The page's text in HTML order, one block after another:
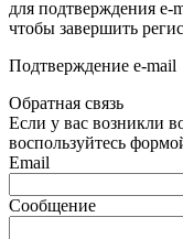
для подтверждения e-
чтобы завершить
Подтверждение e-mail
Обратная связь
Если у вас возникли
воспользуйтесь
Email
Сообщение